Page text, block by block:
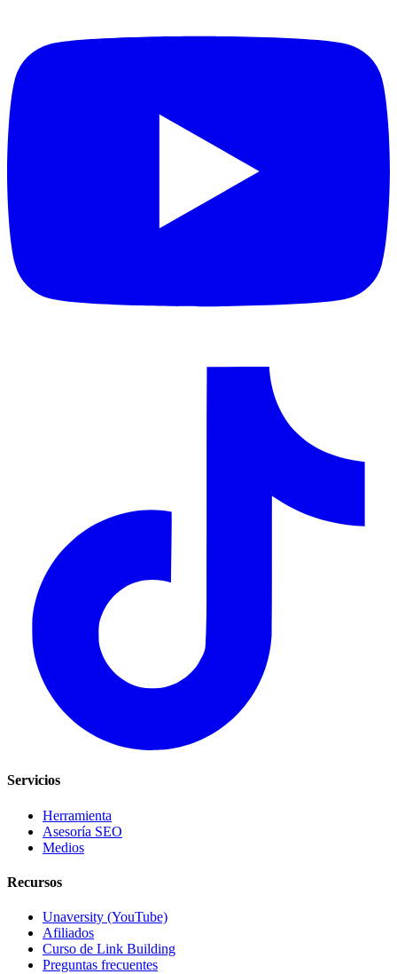
Servicios
Herramienta
Asesoría SEO
Medios
Recursos
Unaversity (YouTube)
Afiliados
Curso de Link Building
Preguntas frecuentes